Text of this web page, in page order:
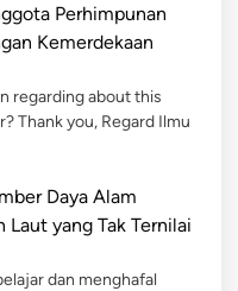
Perhimpunan
Kemerdekaan
regarding about this
Thank you, Regard Ilmu
Daya Alam
Laut yang Tak Ternilai
dan menghafal